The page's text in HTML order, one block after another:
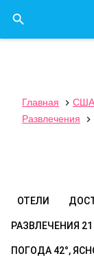

Главная  США
Развлечения

ОТЕЛИ
РАЗВЛЕЧЕНИЯ 21
ПОГОДА 42°,